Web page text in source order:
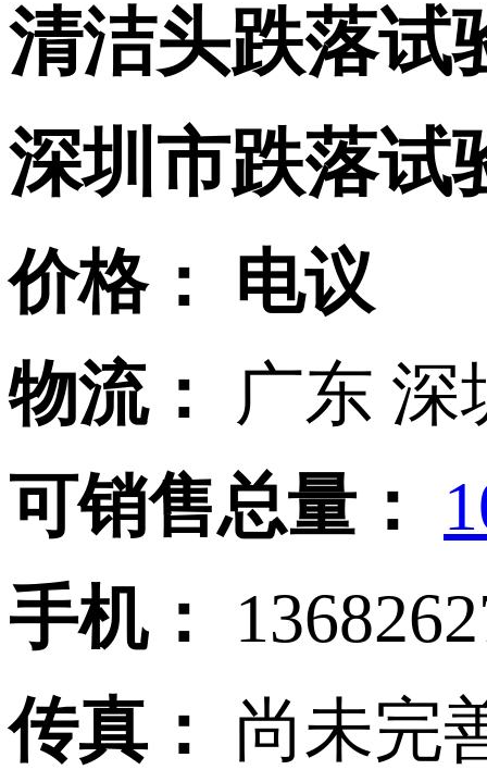
清洁头跌落试
深圳市跌落试
价格：
电议
物流：
广东 深
可销售总量：
手机：
传真：
尚未完